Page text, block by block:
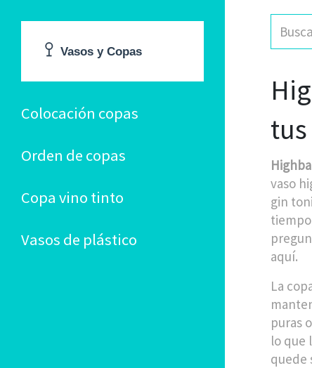
Colocación copas
Orden de copas
Copa vino tinto
Vasos de plástico
vaso
gin
aquí.
La
puras
lo que
quede